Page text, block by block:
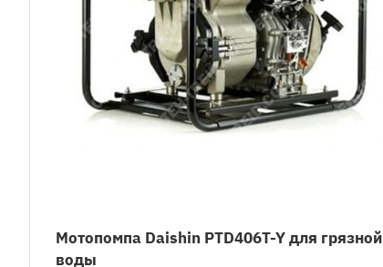
Мотопомпа Daishin PTD406T-Y для грязной
воды